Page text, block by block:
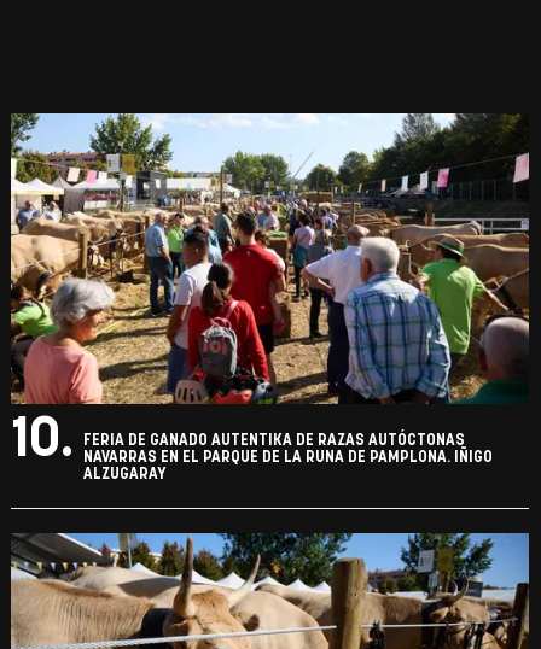
10.
FERIA DE GANADO AUTENTIKA DE RAZAS AUTÓCTONAS
NAVARRAS EN EL PARQUE DE LA RUNA DE PAMPLONA. IÑIGO
ALZUGARAY